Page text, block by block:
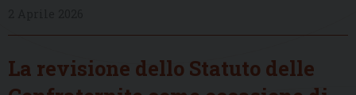
La revisione dello Statuto delle